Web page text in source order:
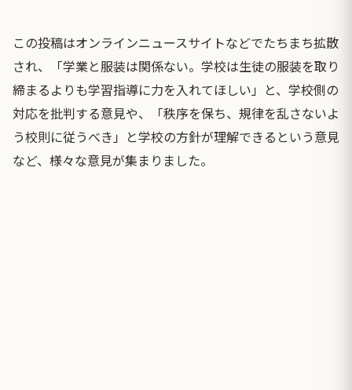
この投稿はオンラインニュースサイトなどでたちまち拡散
され、「学業と服装は関係ない。学校は生徒の服装を取り
締まるよりも学習指導に力を入れてほしい」と、学校側の
対応を批判する意見や、「秩序を保ち、規律を乱さないよ
う校則に従うべき」と学校の方針が理解できるという意見
など、様々な意見が集まりました。